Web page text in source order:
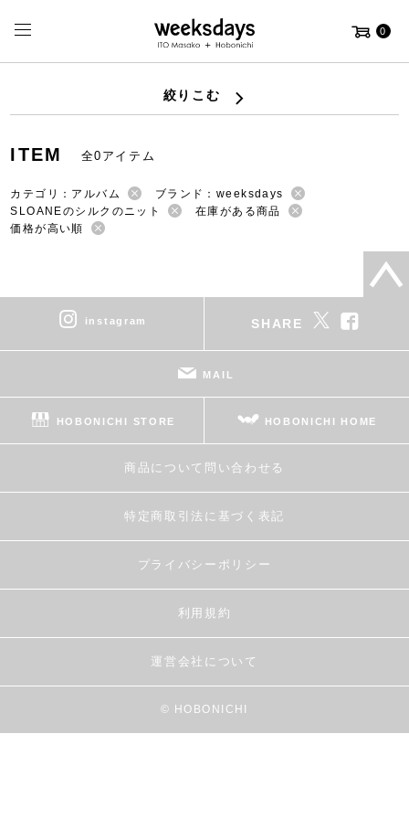
0
絞りこむ
ITEM 全0アイテム
カテゴリ：アルバム
ブランド：weeksdays
SLOANEのシルクのニット
在庫がある商品
価格が高い順
instagram SHARE
MAIL
HOBONICHI STORE HOBONICHI HOME
商品について問い合わせる
特定商取引法に基づく表記
プライバシーポリシー
利用規約
運営会社について
© HOBONICHI